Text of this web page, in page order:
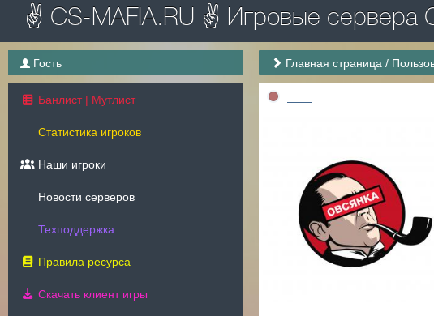
✌ CS-MAFIA.RU ✌ Игровые сервера
Гость
Банлист | Мутлист
Статистика игроков
Наши игроки
Новости серверов
Техподдержка
Правила ресурса
Скачать клиент игры
Главная страница /